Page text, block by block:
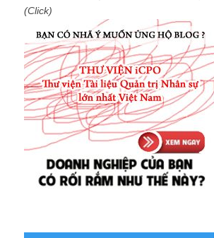
(Click)